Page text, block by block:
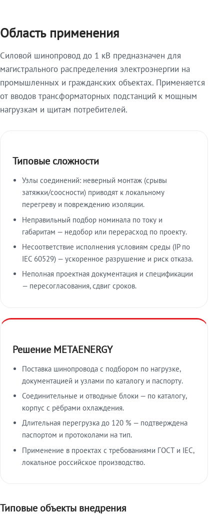
Область применения
Силовой шинопровод до 1 кВ предназначен для
магистрального распределения электроэнергии на
промышленных и гражданских объектах. Применяется
от вводов трансформаторных подстанций к мощным
нагрузкам и щитам потребителей.
Типовые сложности
Узлы соединений: неверный монтаж (срывы
затяжки/соосности) приводят к локальному
перегреву и повреждению изоляции.
Неправильный подбор номинала по току и
габаритам — недобор или перерасход по проекту.
Несоответствие исполнения условиям среды (IP по
IEC 60529) — ускоренное разрушение и риск отказа.
Неполная проектная документация и спецификации
— пересогласования, сдвиг сроков.
Решение METAENERGY
Поставка шинопровода с подбором по нагрузке,
документацией и узлами по каталогу и паспорту.
Соединительные и отводные блоки — по каталогу,
корпус с рёбрами охлаждения.
Длительная перегрузка до 120 % — подтверждена
паспортом и протоколами на тип.
Применение в проектах с требованиями ГОСТ и IEC,
локальное российское производство.
Типовые объекты внедрения